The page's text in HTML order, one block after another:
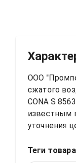
ООО
сжатого
CONA S
известным
уточнения
Теги